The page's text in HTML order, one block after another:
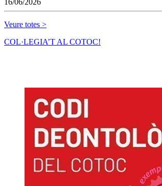
Veure totes >
COL·LEGIA’T AL COTOC!